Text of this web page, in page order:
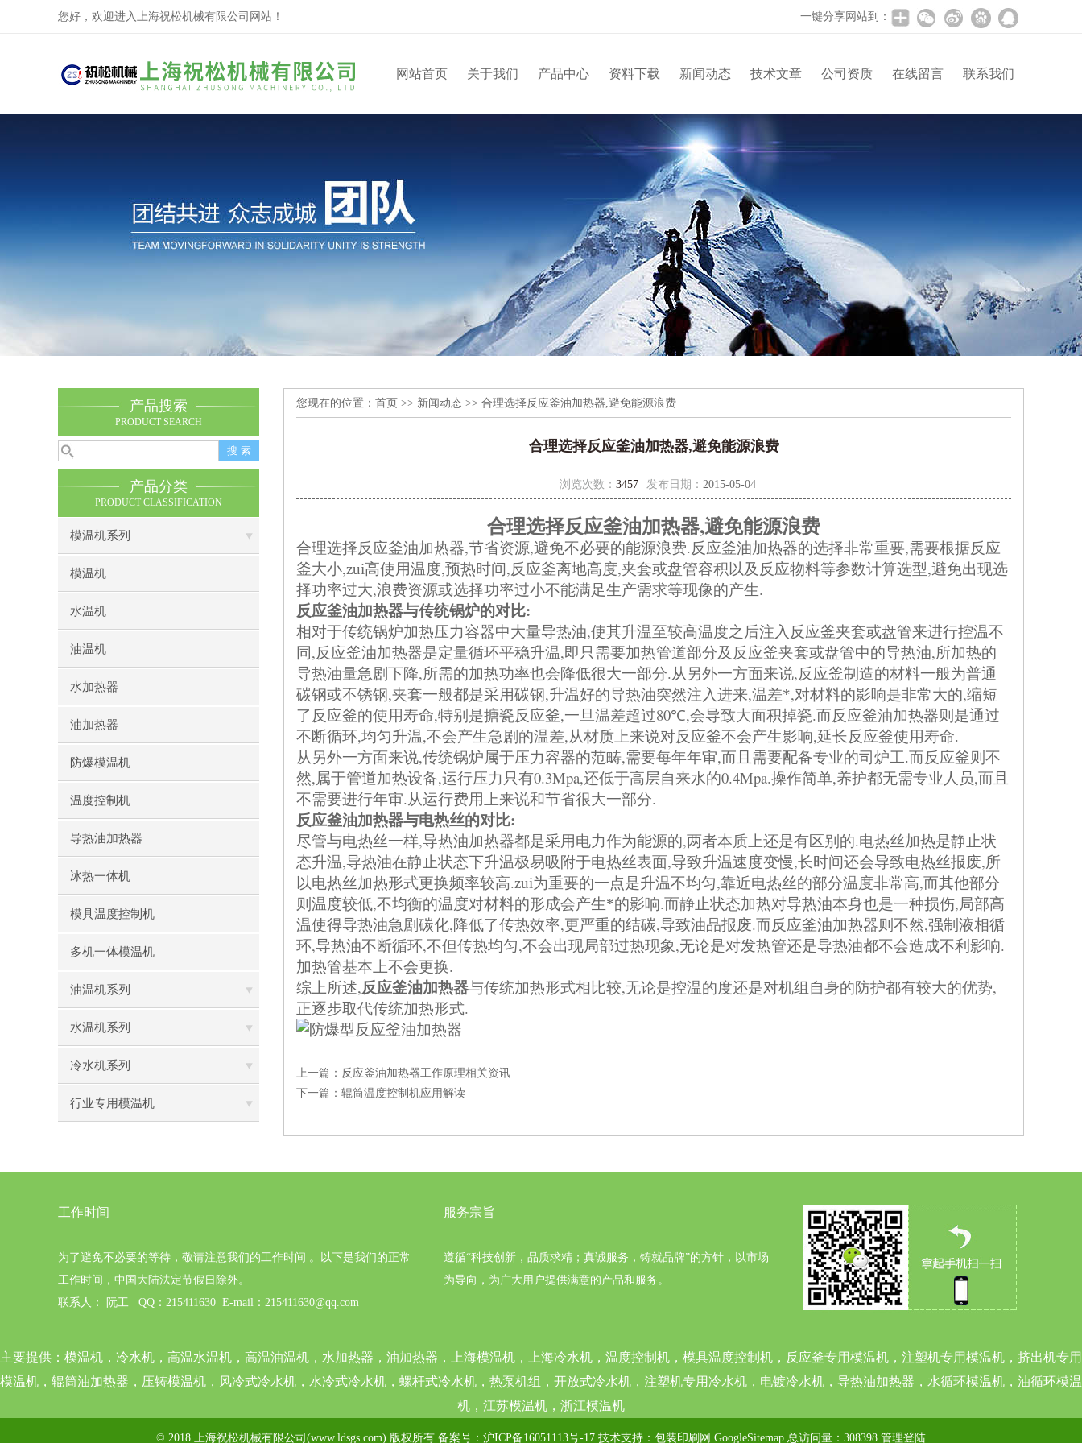
您好，欢迎进入上海祝松机械有限公司网站！ 一键分享网站到：
网站首页 关于我们 产品中心 资料下载 新闻动态 技术文章 公司资质 在线留言 联系我们
产品搜索
PRODUCT SEARCH
产品分类
PRODUCT CLASSIFICATION
模温机系列
模温机
水温机
油温机
水加热器
油加热器
防爆模温机
温度控制机
导热油加热器
冰热一体机
模具温度控制机
多机一体模温机
油温机系列
水温机系列
冷水机系列
行业专用模温机
您现在的位置： 首页 >> 新闻动态 >> 合理选择反应釜油加热器,避免能源浪费
合理选择反应釜油加热器,避免能源浪费
浏览次数： 3457 发布日期： 2015-05-04
合理选择反应釜油加热器,避免能源浪费
合理选择反应釜油加热器,节省资源,避免不必要的能源浪费.反应釜油加热器的选择非常重要,需要根据反应
釜大小,zui高使用温度,预热时间,反应釜离地高度,夹套或盘管容积以及反应物料等参数计算选型,避免出现选
择功率过大,浪费资源或选择功率过小不能满足生产需求等现像的产生.
反应釜油加热器与传统锅炉的对比:
相对于传统锅炉加热压力容器中大量导热油,使其升温至较高温度之后注入反应釜夹套或盘管来进行控温不
同,反应釜油加热器是定量循环平稳升温,即只需要加热管道部分及反应釜夹套或盘管中的导热油,所加热的
导热油量急剧下降,所需的加热功率也会降低很大一部分.从另外一方面来说,反应釜制造的材料一般为普通
碳钢或不锈钢,夹套一般都是采用碳钢,升温好的导热油突然注入进来,温差*,对材料的影响是非常大的,缩短
了反应釜的使用寿命,特别是搪瓷反应釜,一旦温差超过80℃,会导致大面积掉瓷.而反应釜油加热器则是通过
不断循环,均匀升温,不会产生急剧的温差,从材质上来说对反应釜不会产生影响,延长反应釜使用寿命.
从另外一方面来说,传统锅炉属于压力容器的范畴,需要每年年审,而且需要配备专业的司炉工.而反应釜则不
然,属于管道加热设备,运行压力只有0.3Mpa,还低于高层自来水的0.4Mpa.操作简单,养护都无需专业人员,而且
不需要进行年审.从运行费用上来说和节省很大一部分.
反应釜油加热器与电热丝的对比:
尽管与电热丝一样,导热油加热器都是采用电力作为能源的,两者本质上还是有区别的.电热丝加热是静止状
态升温,导热油在静止状态下升温极易吸附于电热丝表面,导致升温速度变慢,长时间还会导致电热丝报废,所
以电热丝加热形式更换频率较高.zui为重要的一点是升温不均匀,靠近电热丝的部分温度非常高,而其他部分
则温度较低,不均衡的温度对材料的形成会产生*的影响.而静止状态加热对导热油本身也是一种损伤,局部高
温使得导热油急剧碳化,降低了传热效率,更严重的结碳,导致油品报废.而反应釜油加热器则不然,强制液相循
环,导热油不断循环,不但传热均匀,不会出现局部过热现象,无论是对发热管还是导热油都不会造成不利影响.
加热管基本上不会更换.
综上所述,反应釜油加热器与传统加热形式相比较,无论是控温的度还是对机组自身的防护都有较大的优势,
正逐步取代传统加热形式.
上一篇： 反应釜油加热器工作原理相关资讯
下一篇： 辊筒温度控制机应用解读
工作时间
为了避免不必要的等待，敬请注意我们的工作时间 。以下是我们的正常
工作时间，中国大陆法定节假日除外。
联系人： 阮工 QQ：215411630 E-mail：215411630@qq.com
服务宗旨
遵循“科技创新，品质求精；真诚服务，铸就品牌”的方针，以市场
为导向，为广大用户提供满意的产品和服务。
主要提供： 模温机，冷水机，高温水温机，高温油温机，水加热器，油加热器，上海模温机，上海冷水机，温度控制机，模具温度控制机，反应釜专用模温机，注塑机专用模温机，挤出机专用
模温机，辊筒油加热器，压铸模温机，风冷式冷水机，水冷式冷水机，螺杆式冷水机，热泵机组，开放式冷水机，注塑机专用冷水机，电镀冷水机，导热油加热器，水循环模温机，油循环模温
机，江苏模温机，浙江模温机
© 2018 上海祝松机械有限公司(www.ldsgs.com) 版权所有 备案号： 沪ICP备16051113号-17 技术支持： 包装印刷网 GoogleSitemap 总访问量：308398 管理登陆